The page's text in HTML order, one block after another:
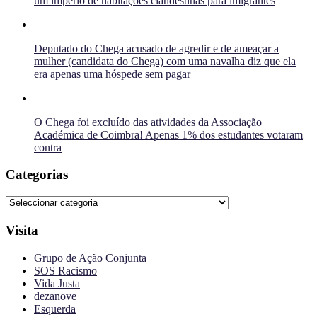
Deputado do Chega acusado de agredir e de ameaçar a
mulher (candidata do Chega) com uma navalha diz que ela
era apenas uma hóspede sem pagar
O Chega foi excluído das atividades da Associação
Académica de Coimbra! Apenas 1% dos estudantes votaram
contra
Categorias
Categorias
Visita
Grupo de Ação Conjunta
SOS Racismo
Vida Justa
dezanove
Esquerda